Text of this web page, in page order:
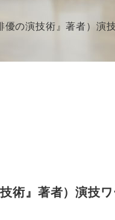
技術』著者）演技ワー
術』著者）演技